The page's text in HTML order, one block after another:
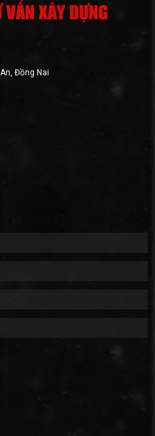
VẤN XÂY DỰNG
Đồng Nai